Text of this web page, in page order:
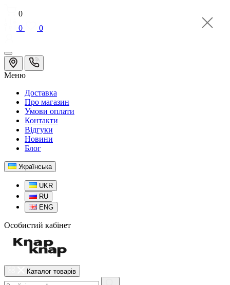
0
0
0
Меню
Доставка
Про магазин
Умови оплати
Контакти
Відгуки
Новини
Блог
Українська
UKR
RU
ENG
Особистий кабінет
Каталог товарів